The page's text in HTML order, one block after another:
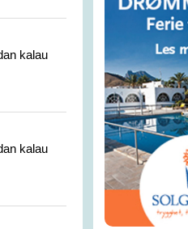
kalau
kalau